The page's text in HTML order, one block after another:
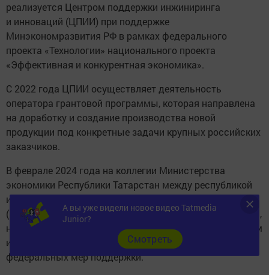
реализуется Центром поддержки инжиниринга
и инноваций (ЦПИИ) при поддержке
Минэкономразвития РФ в рамках федерального
проекта «Технологии» национального проекта
«Эффективная и конкурентная экономика».
С 2022 года ЦПИИ осуществляет деятельность
оператора грантовой программы, которая направлена
на доработку и создание производства новой
продукции под конкретные задачи крупных российских
заказчиков.
В феврале 2024 года на коллегии Министерства
экономики Республики Татарстан между республикой
и Центром поддержки инжиниринга и инноваций
(ЦПИИ) было заключено соглашение о взаимодействии,
нацеленное на содействие технологическим компаниям
и промышленным предприятиям региона в получении
федеральных мер поддержки.
А вы уже видели новое видео Tatmedia
Junior?
Cмотреть